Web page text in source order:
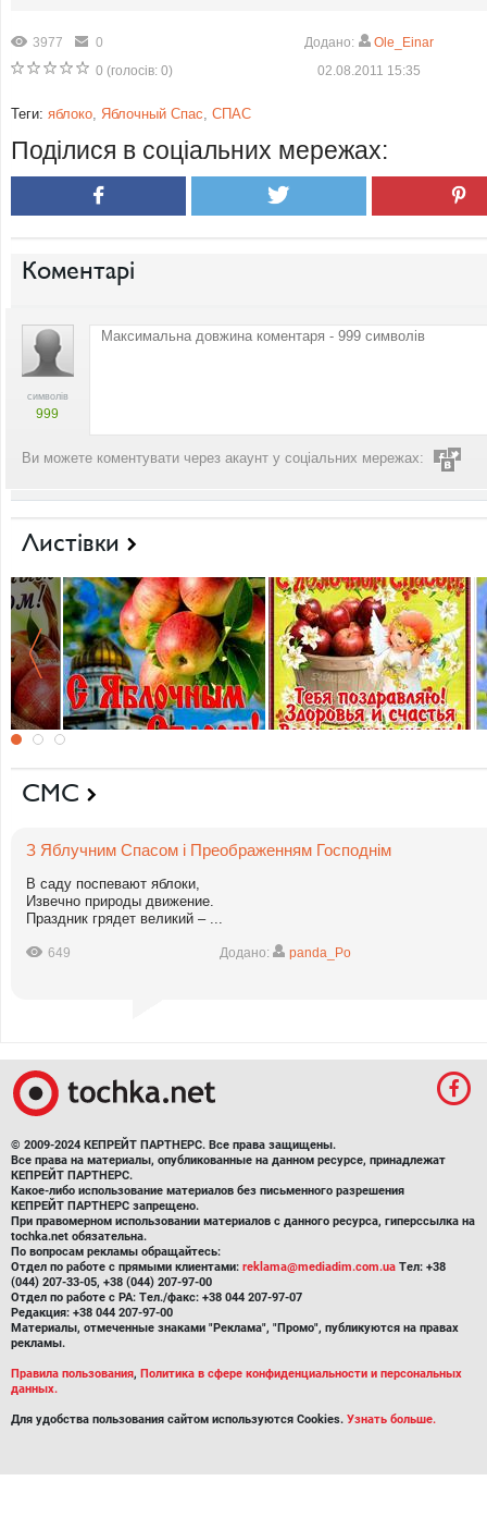
3977
0
0 (голосів: 0)
Додано:
Ole_Einar
02.08.2011 15:35
Теги: яблоко, Яблочный Спас, СПАС
Поділися в соціальних мережах:
Коментарі
символів
999
Ви можете коментувати через акаунт у соціальних мережах:
Листівки
СМС
З Яблучним Спасом і Преображенням Господнім
В саду поспевают яблоки,
Извечно природы движение.
Праздник грядет великий – ...
649 Додано: panda_Po
© 2009-2024 КЕПРЕЙТ ПАРТНЕРС. Все права защищены.
Все права на материалы, опубликованные на данном ресурсе, принадлежат
КЕПРЕЙТ ПАРТНЕРС.
Какое-либо использование материалов без письменного разрешения
КЕПРЕЙТ ПАРТНЕРС запрещено.
При правомерном использовании материалов с данного ресурса, гиперссылка на
tochka.net обязательна.
По вопросам рекламы обращайтесь:
Отдел по работе с прямыми клиентами: reklama@mediadim.com.ua Тел: +38
(044) 207-33-05, +38 (044) 207-97-00
Отдел по работе с РА: Тел./факс: +38 044 207-97-07
Редакция: +38 044 207-97-00
Материалы, отмеченные знаками "Реклама", "Промо", публикуются на правах
рекламы.
Правила пользования, Политика в сфере конфиденциальности и персональных
данных.
Для удобства пользования сайтом используются Cookies. Узнать больше.